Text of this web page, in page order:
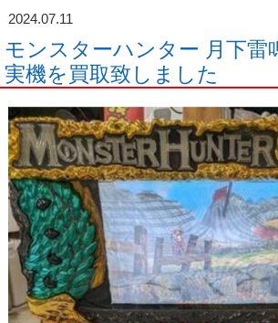
2024.07.11
モンスターハンター 月下雷
実機を買取致しました